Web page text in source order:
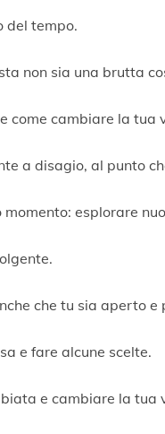
del tempo.
non sia una brutta
come cambiare la tua
a disagio, al punto
esplorare
che tu sia aperto
e fare alcune scelte.
e cambiare la